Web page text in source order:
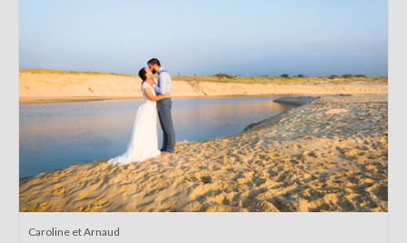
Caroline et Arnaud